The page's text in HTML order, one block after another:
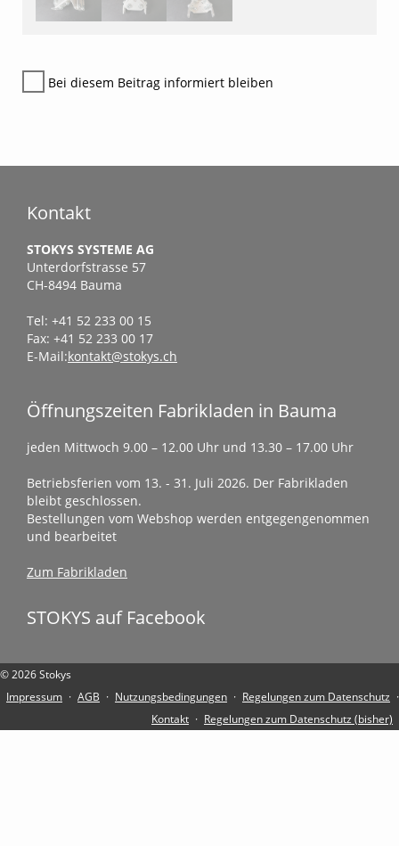
Bei diesem Beitrag informiert bleiben
Kontakt
STOKYS SYSTEME AG
Unterdorfstrasse 57
CH-8494 Bauma
Tel: +41 52 233 00 15
Fax: +41 52 233 00 17
E-Mail:kontakt@stokys.ch
Öffnungszeiten Fabrikladen in Bauma
jeden Mittwoch 9.00 – 12.00 Uhr und 13.30 – 17.00 Uhr
Betriebsferien vom 13. - 31. Juli 2026. Der Fabrikladen
bleibt geschlossen.
Bestellungen vom Webshop werden entgegengenommen
und bearbeitet
Zum Fabrikladen
STOKYS auf Facebook
© 2026 Stokys
Impressum · AGB · Nutzungsbedingungen · Regelungen zum Datenschutz ·
Kontakt · Regelungen zum Datenschutz (bisher)